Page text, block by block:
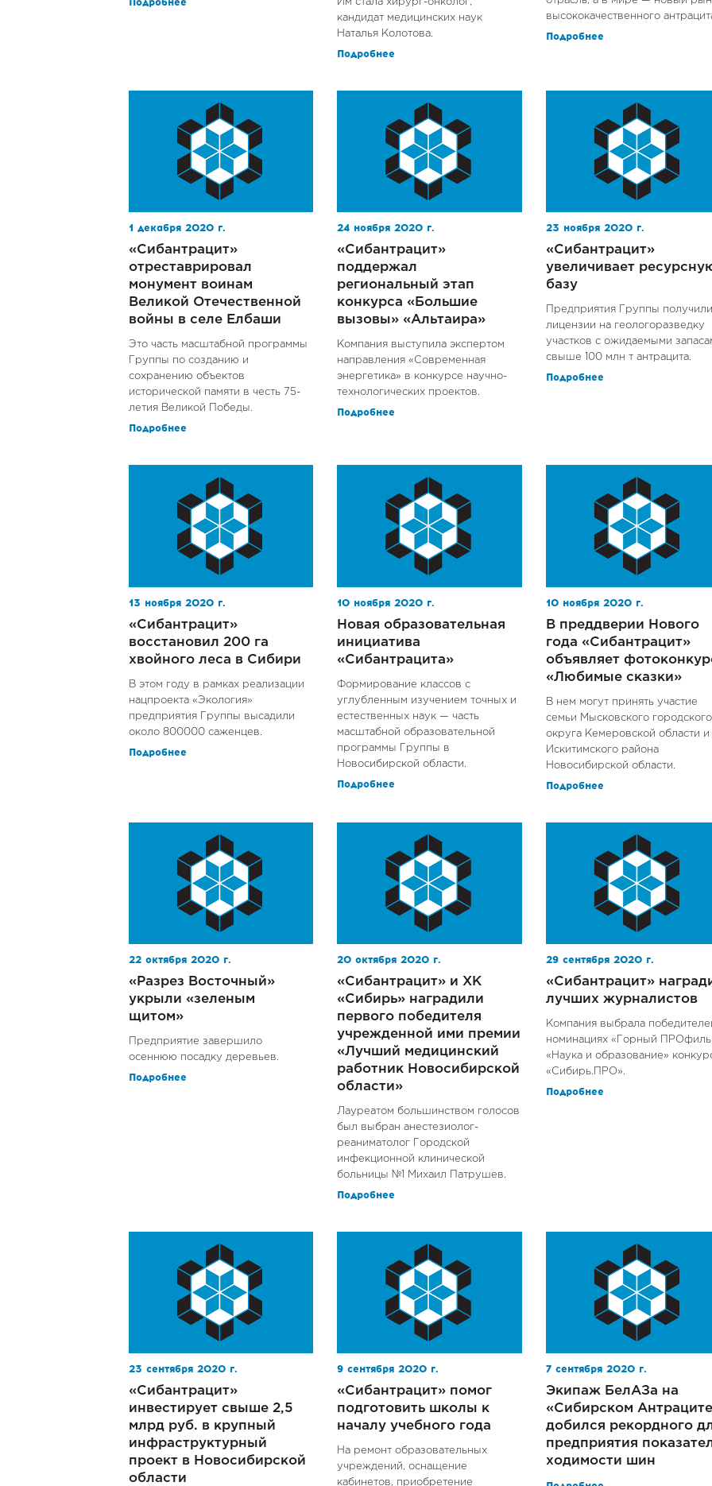
Подробнее
Им стала хирург-онколог,
кандидат медицинских наук
Наталья Колотова.
Подробнее
высококачественного
Подробнее
1 декабря 2020 г.
«Сибантрацит»
отреставрировал
монумент воинам
Великой Отечественной
войны в селе Елбаши
Это часть масштабной программы
Группы по созданию и
сохранению объектов
исторической памяти в честь 75-
летия Великой Победы.
Подробнее
24 ноября 2020 г.
«Сибантрацит»
поддержал
региональный этап
конкурса «Большие
вызовы» «Альтаира»
Компания выступила экспертом
направления «Современная
энергетика» в конкурсе научно-
технологических проектов.
Подробнее
23 ноября 2020 г.
«Сибантрацит»
увеличивает
базу
Предприятия Группы получили
лицензии на геологоразведку
участков с ожидаемыми
свыше 100 млн т антрацита.
Подробнее
13 ноября 2020 г.
«Сибантрацит»
восстановил 200 га
хвойного леса в Сибири
В этом году в рамках реализации
нацпроекта «Экология»
предприятия Группы высадили
около 800000 саженцев.
Подробнее
10 ноября 2020 г.
Новая образовательная
инициатива
«Сибантрацита»
Формирование классов с
углубленным изучением точных и
естественных наук — часть
масштабной образовательной
программы Группы в
Новосибирской области.
Подробнее
10 ноября 2020 г.
В преддверии Нового
года «Сибантрацит»
объявляет
«Любимые сказки»
В нем могут принять участие
семьи Мысковского городского
округа Кемеровской области и
Искитимского района
Новосибирской области.
Подробнее
22 октября 2020 г.
«Разрез Восточный»
укрыли «зеленым
щитом»
Предприятие завершило
осеннюю посадку деревьев.
Подробнее
20 октября 2020 г.
«Сибантрацит» и ХК
«Сибирь» наградили
первого победителя
учрежденной ими премии
«Лучший медицинский
работник Новосибирской
области»
Лауреатом большинством голосов
был выбран анестезиолог-
реаниматолог Городской
инфекционной клинической
больницы №1 Михаил Патрушев.
Подробнее
29 сентября 2020 г.
«Сибантрацит»
лучших журналистов
Компания выбрала
номинациях «Горный
«Наука и образование»
«Сибирь.ПРО».
Подробнее
23 сентября 2020 г.
«Сибантрацит»
инвестирует свыше 2,5
млрд руб. в крупный
инфраструктурный
проект в Новосибирской
области
9 сентября 2020 г.
«Сибантрацит» помог
подготовить школы к
началу учебного года
На ремонт образовательных
учреждений, оснащение
кабинетов, приобретение
7 сентября 2020 г.
Экипаж БелАЗа на
«Сибирском
добился рекордного
предприятия
ходимости шин